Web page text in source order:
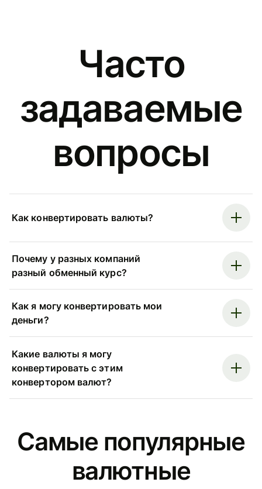
Часто
задаваемые
вопросы
Как конвертировать валюты?
Почему у разных компаний
разный обменный курс?
Как я могу конвертировать мои
деньги?
Какие валюты я могу
конвертировать с этим
конвертором валют?
Самые популярные
валютные